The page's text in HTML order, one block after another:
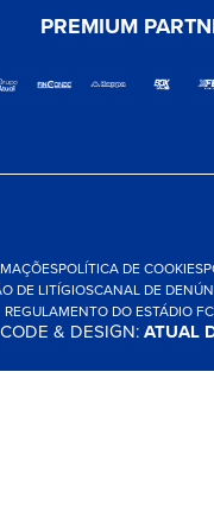
PREMIUM
POLÍTICA DE COOKIES
DE LITÍGIOSCANAL DE
REGULAMENTO DO ESTÁDIO
CODE & DESIGN:ATUAL